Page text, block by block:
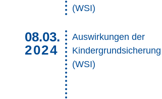
(WSI)
08.03.
2024
Auswirkungen der
Kindergrundsicherung
(WSI)